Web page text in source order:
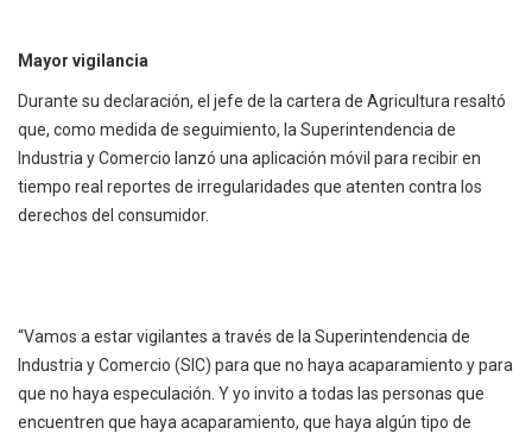
Mayor vigilancia
Durante su declaración, el jefe de la cartera de Agricultura resaltó
que, como medida de seguimiento, la Superintendencia de
Industria y Comercio lanzó una aplicación móvil para recibir en
tiempo real reportes de irregularidades que atenten contra los
derechos del consumidor.
“Vamos a estar vigilantes a través de la Superintendencia de
Industria y Comercio (SIC) para que no haya acaparamiento y para
que no haya especulación. Y yo invito a todas las personas que
encuentren que haya acaparamiento, que haya algún tipo de